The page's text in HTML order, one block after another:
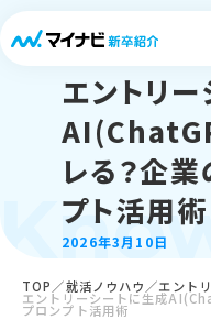
エントリ
レる？企
プト活用術
2026年3月10日
TOP 就活ノウハウ エント
エントリーシートに生成
プロンプト活用術